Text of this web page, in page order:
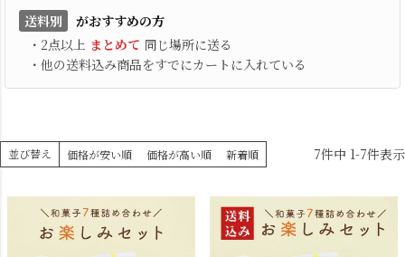
送料別
がおすすめの方
・2点以上 まとめて 同じ場所に送る
・他の送料込み商品をすでにカートに入れている
並び替え 価格が安い順 価格が高い順 新着順 7件中 1-7件表示